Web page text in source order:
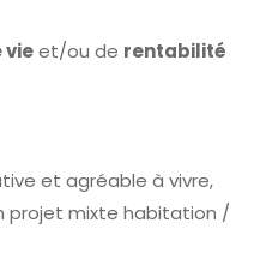
vieet/ou de rentabilité
et agréable à vivre,
projet mixte habitation /